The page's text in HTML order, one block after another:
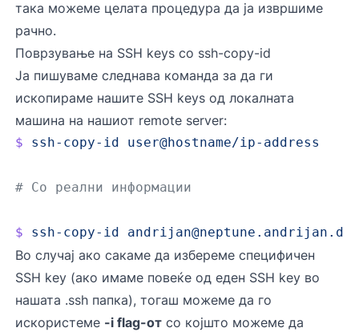
така можеме целата процедура да ја извршиме
рачно.
Поврзување на SSH keys со ssh-copy-id
Ја пишуваме следнава команда за да ги
ископираме нашите SSH keys од локалната
машина на нашиот remote server:
$ ssh-copy-id user@hostname/ip-address
# Со реални информации
$ ssh-copy-id andrijan@neptune.andrijan.dev
Во случај ако сакаме да избереме специфичен
SSH key (ако имаме повеќе од еден SSH key во
нашата .ssh папка), тогаш можеме да го
искористеме -i flag-отсо којшто можеме да